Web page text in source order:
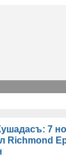
7
Richmond